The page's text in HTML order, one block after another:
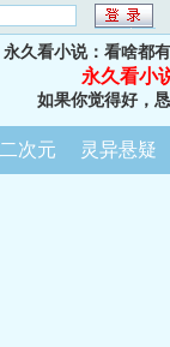
永久看小说：看啥都
永久看小
如果你觉得好，
二次元 灵异悬疑